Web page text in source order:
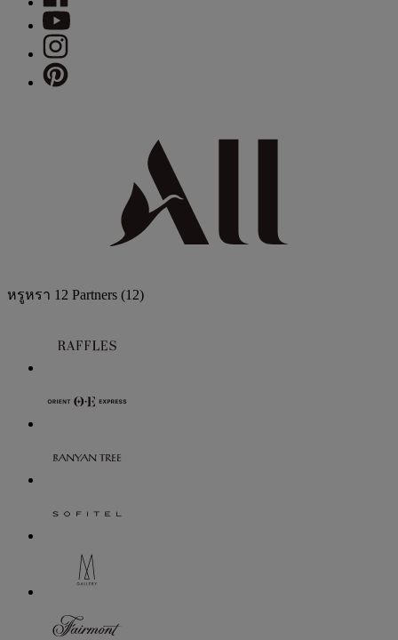
หรูหรา 12 Partners (12)